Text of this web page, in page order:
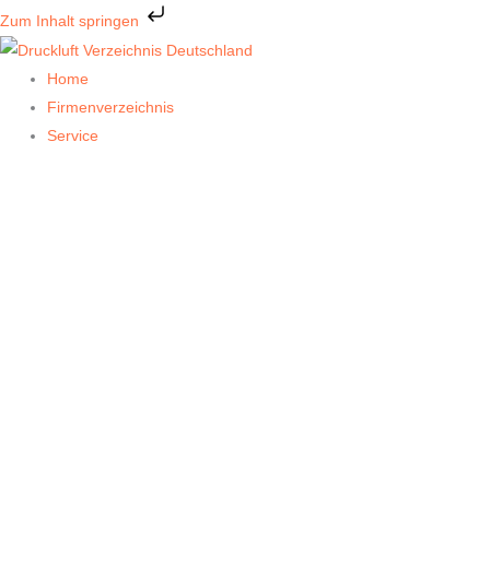
Zum Inhalt springen
Zum
Inhalt
springen
Home
Firmenverzeichnis
Service